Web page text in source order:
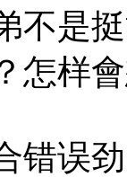
不是
怎样
错误